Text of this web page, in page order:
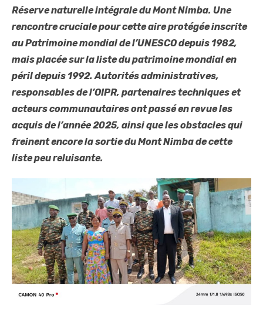
Réserve naturelle intégrale du Mont Nimba. Une
rencontre cruciale pour cette aire protégée inscrite
au Patrimoine mondial de l’UNESCO depuis 1982,
mais placée sur la liste du patrimoine mondial en
péril depuis 1992. Autorités administratives,
responsables de l’OIPR, partenaires techniques et
acteurs communautaires ont passé en revue les
acquis de l’année 2025, ainsi que les obstacles qui
freinent encore la sortie du Mont Nimba de cette
liste peu reluisante.